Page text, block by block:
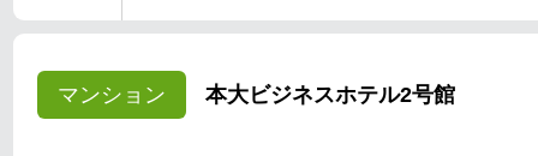
マンション 本大ビジネスホテル2号館